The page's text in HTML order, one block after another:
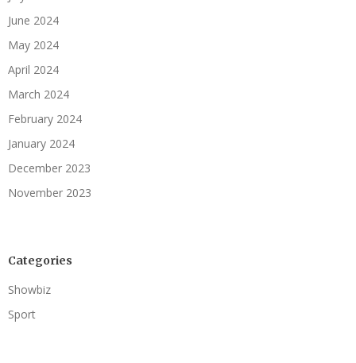
June 2024
May 2024
April 2024
March 2024
February 2024
January 2024
December 2023
November 2023
Categories
Showbiz
Sport